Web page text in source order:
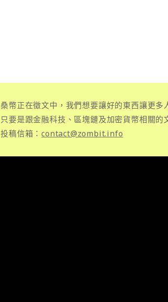
桑幣正在徵文中，我們想要讓好的東西讓更多
只要是跟金融科技、區塊鏈及加密貨幣相關
投稿信箱：contact@zombit.info